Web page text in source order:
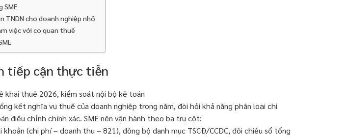
SME
TNDN cho doanh nghiệp nhỏ
việc với cơ quan thuế
tiếp cận thực tiễn
khai thuế 2026, kiểm soát nội bộ kế toán
kết nghĩa vụ thuế của doanh nghiệp trong năm, đòi hỏi khả năng phân loại chi
điều chỉnh chính xác. SME nên vận hành theo ba trụ cột:
(chi phí – doanh thu – 821), đồng bộ danh mục TSCĐ/CCDC, đối chiếu sổ tổng